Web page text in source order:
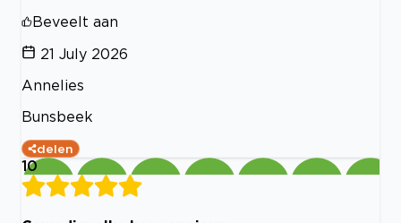
Beveelt aan
21 July 2026
Annelies
Bunsbeek
delen
10